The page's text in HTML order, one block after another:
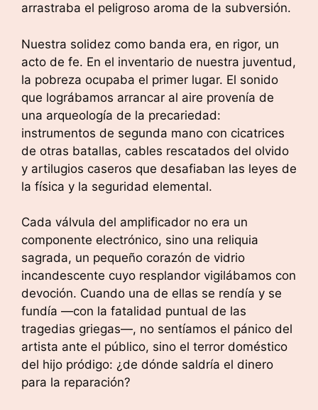
arrastraba el peligroso aroma de la subversión.
Nuestra solidez como banda era, en rigor, un
acto de fe. En el inventario de nuestra juventud,
la pobreza ocupaba el primer lugar. El sonido
que lográbamos arrancar al aire provenía de
una arqueología de la precariedad:
instrumentos de segunda mano con cicatrices
de otras batallas, cables rescatados del olvido
y artilugios caseros que desafiaban las leyes de
la física y la seguridad elemental.
Cada válvula del amplificador no era un
componente electrónico, sino una reliquia
sagrada, un pequeño corazón de vidrio
incandescente cuyo resplandor vigilábamos con
devoción. Cuando una de ellas se rendía y se
fundía —con la fatalidad puntual de las
tragedias griegas—, no sentíamos el pánico del
artista ante el público, sino el terror doméstico
del hijo pródigo: ¿de dónde saldría el dinero
para la reparación?